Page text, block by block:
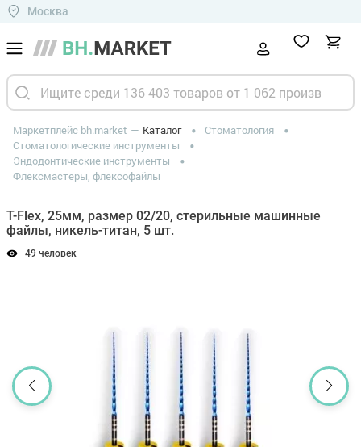
Москва
Маркетплейс bh.market Каталог
Стоматология
Стоматологические инструменты
Эндодонтические инструменты
Флексмастеры, флексофайлы
T-Flex, 25мм, размер 02/20, стерильные машинные
файлы, никель-титан, 5 шт.
49 человек